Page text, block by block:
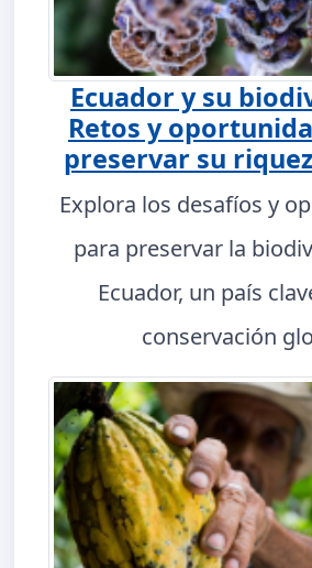
Ecuador y su
Retos y
preservar su
Explora los desafíos y
para preservar la
Ecuador, un país
conservación